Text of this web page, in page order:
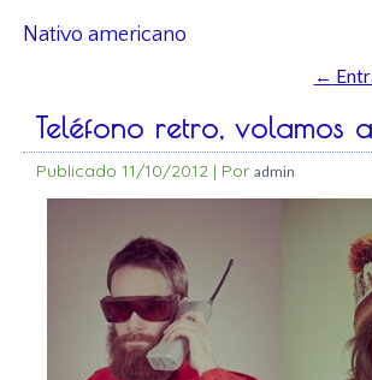
Nativo americano
←
Teléfono retro, volamos
Publicado 11/10/2012 | Por admin